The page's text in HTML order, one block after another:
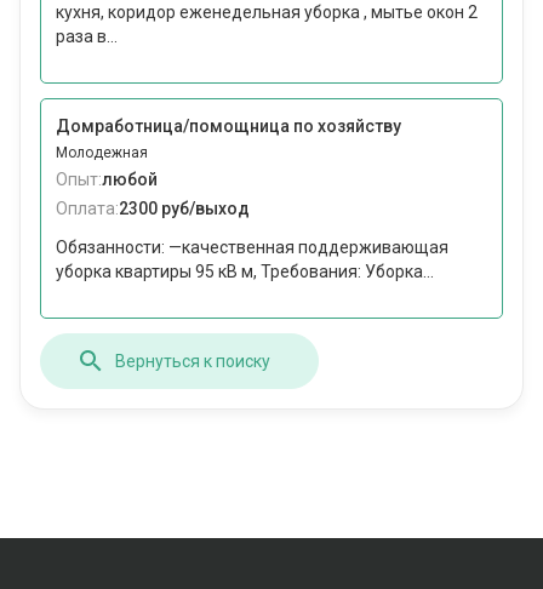
кухня, коридор еженедельная уборка , мытье окон 2
раза в...
Домработница/помощница по хозяйству
Молодежная
Опыт:любой
Оплата:2300 руб/выход
Обязанности: —качественная поддерживающая
уборка квартиры 95 кВ м, Требования: Уборка...
Вернуться к поиску